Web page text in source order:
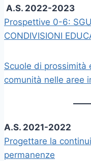
A.S. 2022-2023
Prospettive 0-6:
CONDIVISIONI
Scuole di prossimità
comunità nelle aree
A.S. 2021-2022
Progettare la
permanenze